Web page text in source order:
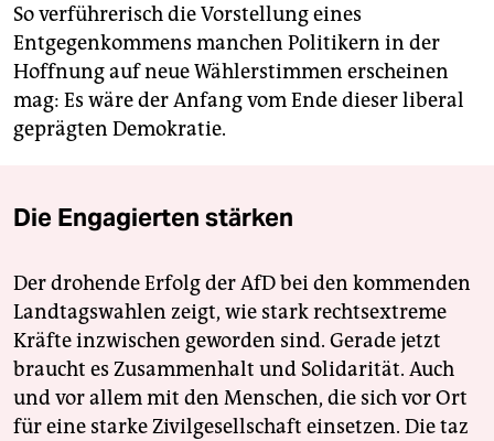
So verführerisch die Vorstellung eines
Entgegenkommens manchen Politikern in der
Hoffnung auf neue Wählerstimmen erscheinen
mag: Es wäre der Anfang vom Ende dieser liberal
geprägten Demokratie.
Die Engagierten stärken
Der drohende Erfolg der AfD bei den kommenden
Landtagswahlen zeigt, wie stark rechtsextreme
Kräfte inzwischen geworden sind. Gerade jetzt
braucht es Zusammenhalt und Solidarität. Auch
und vor allem mit den Menschen, die sich vor Ort
für eine starke Zivilgesellschaft einsetzen. Die taz